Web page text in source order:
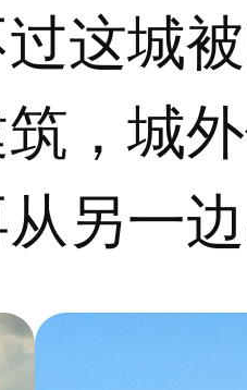
这城
，城
另一